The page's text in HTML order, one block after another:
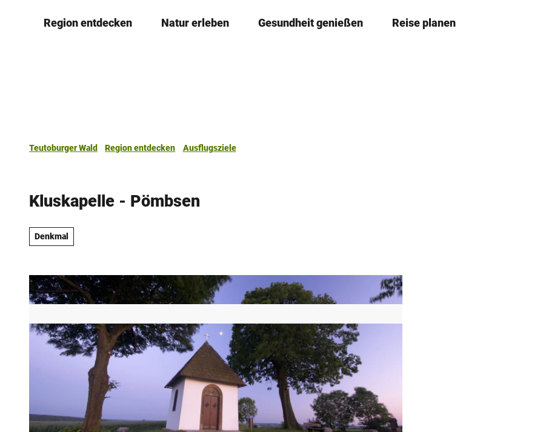
Region entdecken Natur erleben Gesundheit genießen Reise planen
Teutoburger Wald Region entdecken
Ausflugsziele
Kluskapelle - Pömbsen
Denkmal